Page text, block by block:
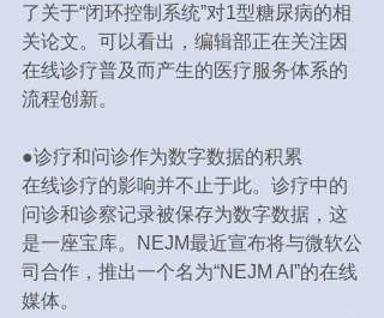
了关于“闭环控制系统”对1型糖尿病的相
关论文。可以看出，编辑部正在关注因
在线诊疗普及而产生的医疗服务体系的
流程创新。
●诊疗和问诊作为数字数据的积累
在线诊疗的影响并不止于此。诊疗中的
问诊和诊察记录被保存为数字数据，这
是一座宝库。NEJM最近宣布将与微软公
司合作，推出一个名为“NEJM AI”的在线
媒体。